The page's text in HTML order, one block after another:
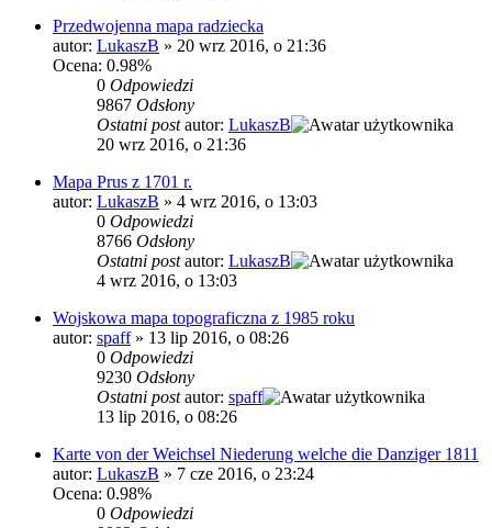
Przedwojenna mapa radziecka
autor: LukaszB » 20 wrz 2016, o 21:36
Ocena: 0.98%
0 Odpowiedzi
9867 Odsłony
Ostatni postautor: LukaszB
20 wrz 2016, o 21:36
Mapa Prus z 1701 r.
autor: LukaszB » 4 wrz 2016, o 13:03
0 Odpowiedzi
8766 Odsłony
Ostatni postautor: LukaszB
4 wrz 2016, o 13:03
Wojskowa mapa topograficzna z 1985 roku
autor: spaff» 13 lip 2016, o 08:26
0 Odpowiedzi
9230 Odsłony
Ostatni postautor: spaff
13 lip 2016, o 08:26
Karte von der Weichsel Niederung welche die Danziger 1811
autor: LukaszB » 7 cze 2016, o 23:24
Ocena: 0.98%
0 Odpowiedzi